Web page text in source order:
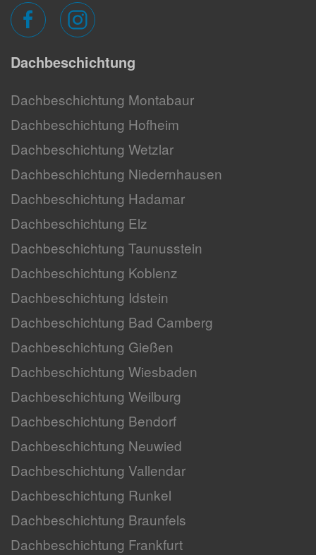
Dachbeschichtung
Dachbeschichtung Montabaur
Dachbeschichtung Hofheim
Dachbeschichtung Wetzlar
Dachbeschichtung Niedernhausen
Dachbeschichtung Hadamar
Dachbeschichtung Elz
Dachbeschichtung Taunusstein
Dachbeschichtung Koblenz
Dachbeschichtung Idstein
Dachbeschichtung Bad Camberg
Dachbeschichtung Gießen
Dachbeschichtung Wiesbaden
Dachbeschichtung Weilburg
Dachbeschichtung Bendorf
Dachbeschichtung Neuwied
Dachbeschichtung Vallendar
Dachbeschichtung Runkel
Dachbeschichtung Braunfels
Dachbeschichtung Frankfurt